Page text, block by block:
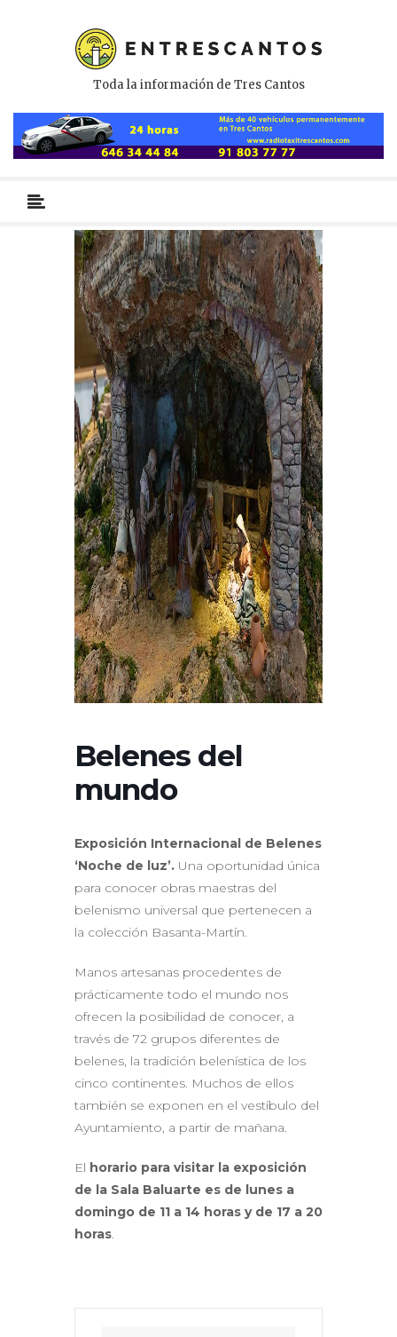
Toda la información de Tres Cantos
primario
Belenes del
mundo
Exposición Internacional de Belenes
‘Noche de luz’. Una oportunidad única
para conocer obras maestras del
belenismo universal que pertenecen a
la colección Basanta-Martín.
Manos artesanas procedentes de
prácticamente todo el mundo nos
ofrecen la posibilidad de conocer, a
través de 72 grupos diferentes de
belenes, la tradición belenística de los
cinco continentes. Muchos de ellos
también se exponen en el vestíbulo del
Ayuntamiento, a partir de mañana.
El horario para visitar la exposición
de la Sala Baluarte es de lunes a
domingo de 11 a 14 horas y de 17 a 20
horas.